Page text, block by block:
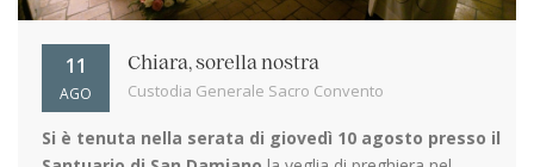
11
AGO
Chiara, sorella nostra
Custodia Generale Sacro Convento
Si è tenuta nella serata di giovedì 10 agosto presso il